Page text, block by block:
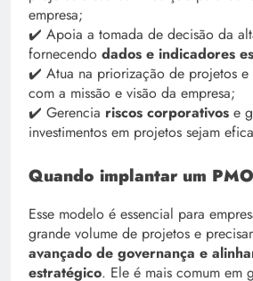
empresa;
✔️ Apoia a tomada de decisão da
fornecendo dados e indicadores
✔️ Atua na priorização de projetos e
com a missão e visão da empresa;
✔️ Gerencia riscos corporativos e
investimentos em projetos sejam
Quando implantar um
Esse modelo é essencial para
grande volume de projetos e
avançado de governança e
estratégico. Ele é mais comum em